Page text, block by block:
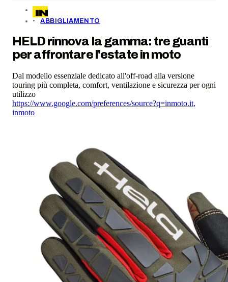
ABBIGLIAMENTO
HELD rinnova la gamma: tre guanti
per affrontare l'estate in moto
Dal modello essenziale dedicato all'off-road alla versione
touring più completa, comfort, ventilazione e sicurezza per ogni
utilizzo
https://www.google.com/preferences/source?q=inmoto.it,
inmoto